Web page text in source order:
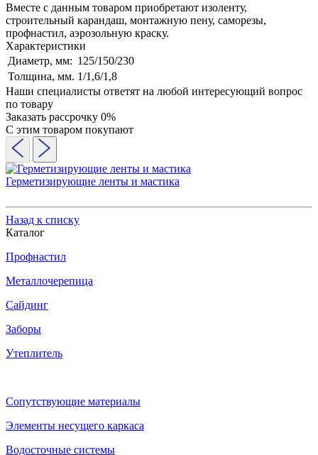
Вместе с данным товаром приобретают изоленту,
строительный карандаш, монтажную пену, саморезы,
профнастил, аэрозольную краску.
Характеристики
Диаметр, мм: 125/150/230
Толщина, мм. 1/1,6/1,8
Наши специалисты ответят на любой интересующий вопрос
по товару
Заказать рассрочку 0%
С этим товаром покупают
Герметизирующие ленты и мастика
Назад к списку
Каталог
Профнастил
Металлочерепица
Сайдинг
Заборы
Утеплитель
Сопутствующие материалы
Элементы несущего каркаса
Водосточные системы